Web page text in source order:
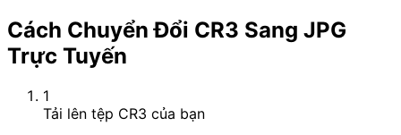
Cách Chuyển Đổi CR3 Sang JPG
Trực Tuyến
1
Tải lên tệp CR3 của bạn